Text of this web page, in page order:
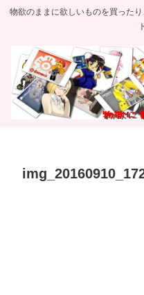
物欲のままに欲しいものを買った